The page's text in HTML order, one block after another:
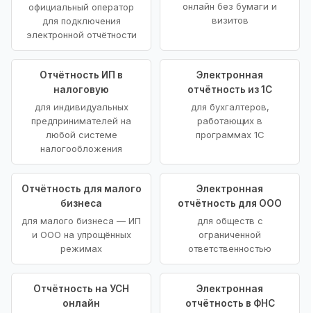
официальный оператор
для подключения
электронной отчётности
онлайн без бумаги и
визитов
Отчётность ИП в
налоговую
для индивидуальных
предпринимателей на
любой системе
налогообложения
Электронная
отчётность из 1С
для бухгалтеров,
работающих в
программах 1С
Отчётность для малого
бизнеса
для малого бизнеса — ИП
и ООО на упрощённых
режимах
Электронная
отчётность для ООО
для обществ с
ограниченной
ответственностью
Отчётность на УСН
онлайн
Электронная
отчётность в ФНС